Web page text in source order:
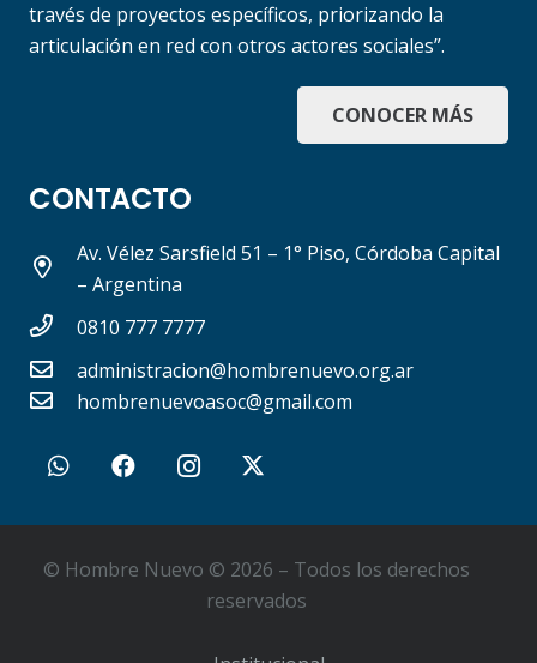
través de proyectos específicos, priorizando la
articulación en red con otros actores sociales”.
CONOCER MÁS
CONTACTO
Av. Vélez Sarsfield 51 – 1° Piso, Córdoba Capital
– Argentina
0810 777 7777
administracion@hombrenuevo.org.ar
hombrenuevoasoc@gmail.com
© Hombre Nuevo © 2026 – Todos los derechos
reservados